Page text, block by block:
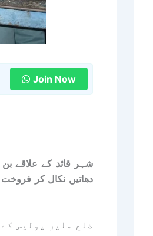
Join Now
شہر قائد کے علاقے
ضلع ملیر پولیس